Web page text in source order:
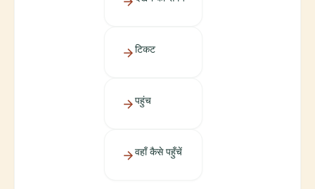
टिकट
पहुंच
वहाँ कैसे पहुँचें